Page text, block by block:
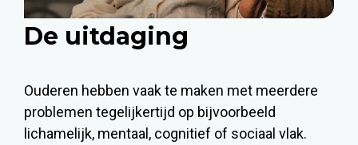
De uitdaging
Ouderen hebben vaak te maken met meerdere
problemen tegelijkertijd op bijvoorbeeld
lichamelijk, mentaal, cognitief of sociaal vlak.